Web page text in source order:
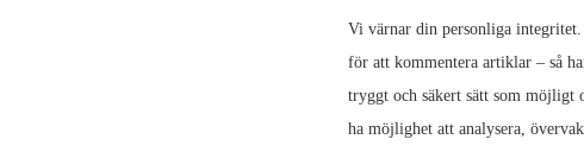
Vi värnar din personliga
för att kommentera artiklar – så
tryggt och säkert sätt som möjligt
ha möjlighet att analysera,